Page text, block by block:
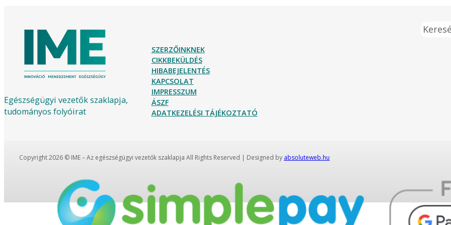
Egészségügyi vezetők szaklapja,
tudományos folyóirat
Keresés
SZERZŐINKNEK
CIKKBEKÜLDÉS
HIBABEJELENTÉS
KAPCSOLAT
IMPRESSZUM
ÁSZF
ADATKEZELÉSI TÁJÉKOZTATÓ
Copyright 2026 © IME – Az egészségügyi vezetők szaklapja All Rights Reserved | Designed by absoluteweb.hu